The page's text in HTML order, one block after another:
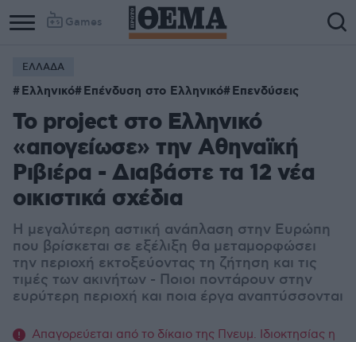
Games
ΕΛΛΑΔΑ
Ελληνικό Επένδυση στο Ελληνικό Επενδύσεις
Το project στο Ελληνικό
«απογείωσε» την Αθηναϊκή
Ριβιέρα - Διαβάστε τα 12 νέα
οικιστικά σχέδια
Η μεγαλύτερη αστική ανάπλαση στην Ευρώπη
που βρίσκεται σε εξέλιξη θα μεταμορφώσει
την περιοχή εκτοξεύοντας τη ζήτηση και τις
τιμές των ακινήτων - Ποιοι ποντάρουν στην
ευρύτερη περιοχή και ποια έργα αναπτύσσονται
Απαγορεύεται από το δίκαιο της Πνευμ. Ιδιοκτησίας η